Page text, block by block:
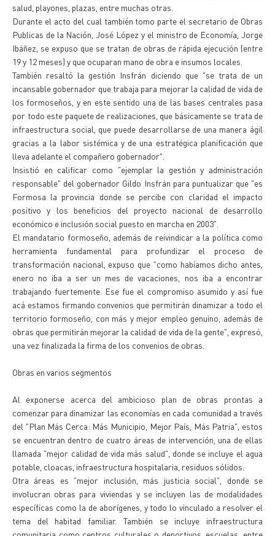
salud, playones, plazas, entre muchas otras.
Durante el acto del cual también tomo parte el secretario de Obras
Publicas de la Nación, José López y el ministro de Economía, Jorge
Ibáñez, se expuso que se tratan de obras de rápida ejecución (entre
19 y 12 meses) y que ocuparan mano de obra e insumos locales.
También resaltó la gestión Insfrán diciendo que "se trata de un
incansable gobernador que trabaja para mejorar la calidad de vida de
los formoseños, y en este sentido una de las bases centrales pasa
por todo este paquete de realizaciones, que básicamente se trata de
infraestructura social, que puede desarrollarse de una manera ágil
gracias a la labor sistémica y de una estratégica planificación que
lleva adelante el compañero gobernador".
Insistió en calificar como "ejemplar la gestión y administración
responsable" del gobernador Gildo Insfrán para puntualizar que "es
Formosa la provincia donde se percibe con claridad el impacto
positivo y los beneficios del proyecto nacional de desarrollo
económico e inclusión social puesto en marcha en 2003".
El mandatario formoseño, además de reivindicar a la política como
herramienta fundamental para profundizar el proceso de
transformación nacional, expuso que "como habíamos dicho antes,
enero no iba a ser un mes de vacaciones, nos iba a encontrar
trabajando fuertemente. Ese fue el compromiso asumido y así fue
acá estamos firmando convenios que permitirán dinamizar a todo el
territorio formoseño, con más y mejor empleo genuino, además de
obras que permitirán mejorar la calidad de vida de la gente", expresó,
una vez finalizada la firma de los convenios de obras.
Obras en varios segmentos
Al exponerse acerca del ambicioso plan de obras prontas a
comenzar para dinamizar las economías en cada comunidad a través
del "Plan Más Cerca: Más Municipio, Mejor País, Más Patria", estos
se encuentran dentro de cuatro áreas de intervención, una de ellas
llamada "mejor calidad de vida más salud", donde se incluye el agua
potable, cloacas, infraestructura hospitalaria, residuos sólidos.
Otra áreas es "mejor inclusión, más justicia social", donde se
involucran obras para viviendas y se incluyen las de modalidades
específicas como la de aborígenes, y todo lo vinculado a resolver el
tema del habitad familiar. También se incluye infraestructura